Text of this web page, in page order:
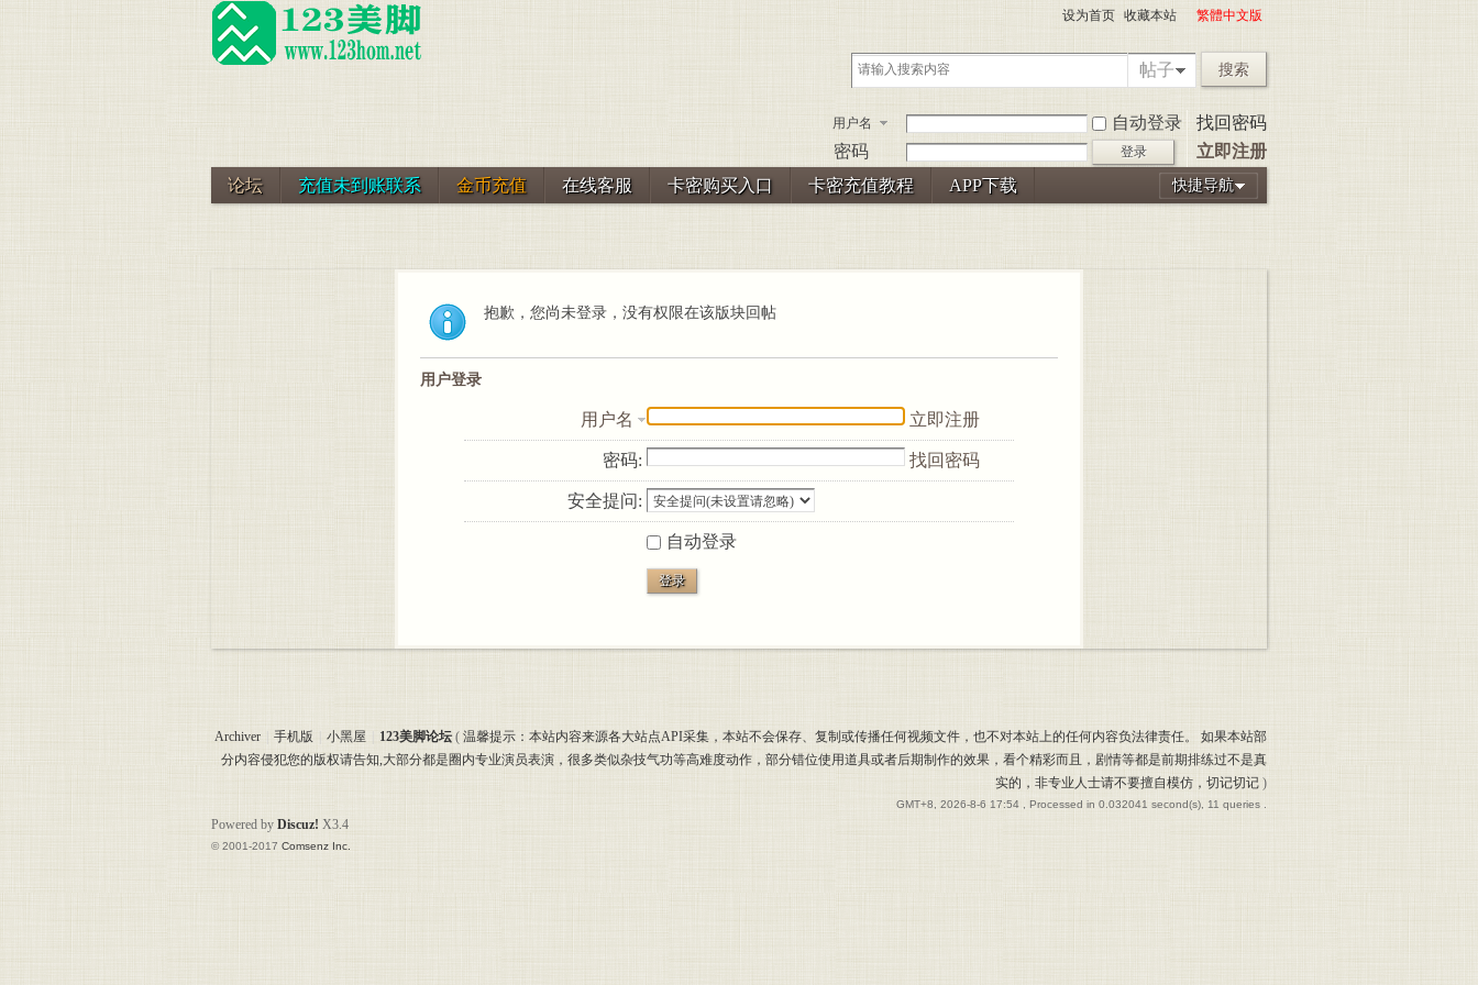
设为首页 收藏本站 繁體中文版
帖子 搜索
用户名 自动登录
找回密码
密码
登录 立即注册
快捷导航
论坛 充值未到账联系 金币充值 在线客服 卡密购买入口 卡密充值教程 APP下载
抱歉，您尚未登录，没有权限在该版块回帖
用户登录
用户名 立即注册
密码: 找回密码
安全提问:
自动登录
登录
Archiver 手机版 小黑屋 123美脚论坛 ( 温馨提示：本站内容来源各大站点API采集，本站不会保存、复制或传播任何视频文件，也不对本站上的任何内容负法律责任。 如果本站部
分内容侵犯您的版权请告知,大部分都是圈内专业演员表演，很多类似杂技气功等高难度动作，部分错位使用道具或者后期制作的效果，看个精彩而且，剧情等都是前期排练过不是真
实的，非专业人士请不要擅自模仿，切记切记 )
GMT+8, 2026-8-6 17:54 , Processed in 0.032041 second(s), 11 queries .
Powered by Discuz! X3.4
© 2001-2017 Comsenz Inc.